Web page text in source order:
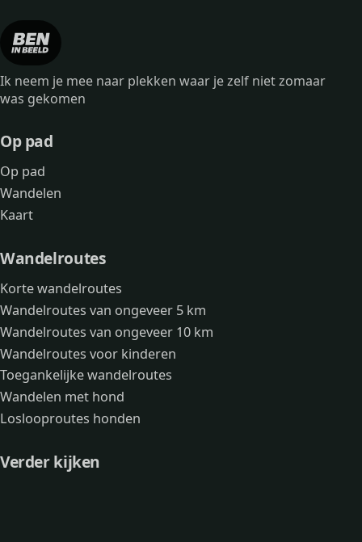
Ik neem je mee naar plekken waar je zelf niet zomaar
was gekomen
Op pad
Op pad
Wandelen
Kaart
Wandelroutes
Korte wandelroutes
Wandelroutes van ongeveer 5 km
Wandelroutes van ongeveer 10 km
Wandelroutes voor kinderen
Toegankelijke wandelroutes
Wandelen met hond
Loslooproutes honden
Verder kijken